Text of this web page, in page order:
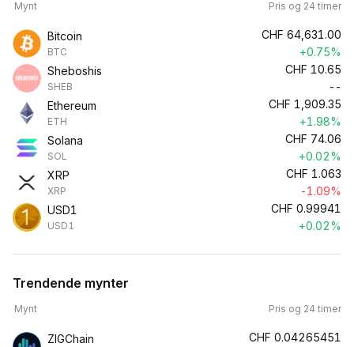
Mynt Pris og 24 timer
Bitcoin
BTC
CHF 64,631.00
+0.75%
Sheboshis
SHEB
CHF 10.65
--
Ethereum
ETH
CHF 1,909.35
+1.98%
Solana
SOL
CHF 74.06
+0.02%
XRP
XRP
CHF 1.063
-1.09%
USD1
USD1
CHF 0.99941
+0.02%
Trendende mynter
Mynt Pris og 24 timer
ZIGChain CHF 0.04265451